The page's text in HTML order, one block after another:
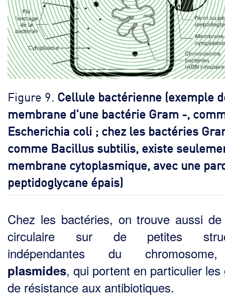
Figure 9. Cellule bactérienne (exemple
membrane d'une bactérie Gram -,
Escherichia coli ; chez les bactéries
comme Bacillus subtilis, existe
membrane cytoplasmique, avec une
peptidoglycane épais)
Chez les bactéries, on trouve aussi de
circulaire sur de petites
indépendantes du
plasmides, qui portent en particulier les
de résistance aux antibiotiques.